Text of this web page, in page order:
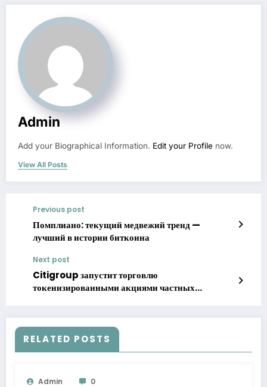
Admin
Add your Biographical Information. Edit your Profile now.
View All Posts
Previous post
Помплиано: текущий медвежий тренд —
лучший в истории биткоина
Next post
Citigroup запустит торговлю
токенизированными акциями частных
RELATED POSTS
Admin 0